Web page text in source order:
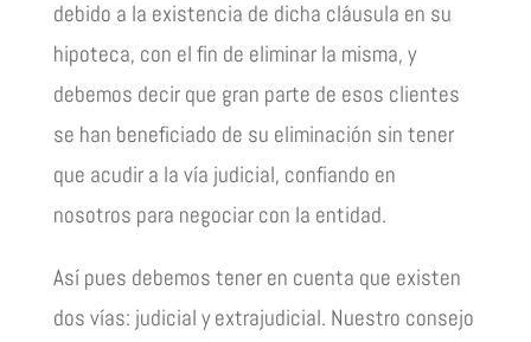
debido a la existencia de dicha cláusula en su
hipoteca, con el fin de eliminar la misma, y
debemos decir que gran parte de esos clientes
se han beneficiado de su eliminación sin tener
que acudir a la vía judicial, confiando en
nosotros para negociar con la entidad.
Así pues debemos tener en cuenta que existen
dos vías: judicial y extrajudicial. Nuestro consejo